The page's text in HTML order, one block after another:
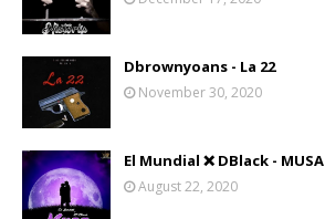
Dbrownyoans - La 22
November 30, 2020
El Mundial ❌ DBlack - MUSA
August 22, 2020